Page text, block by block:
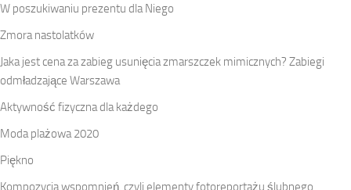
W poszukiwaniu prezentu dla Niego
Zmora nastolatków
Jaka jest cena za zabieg usunięcia zmarszczek mimicznych? Zabiegi
odmładzające Warszawa
Aktywność fizyczna dla każdego
Moda plażowa 2020
Piękno
Kompozycja wspomnień, czyli elementy fotoreportażu ślubnego